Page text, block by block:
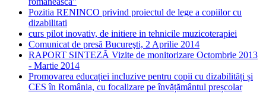
Pozitia RENINCO privind proiectul de lege a copiilor cu
dizabilitati
curs pilot inovativ, de initiere in tehnicile muzicoterapiei
Comunicat de presă Bucureşti, 2 Aprilie 2014
RAPORT SINTEZĂ Vizite de monitorizare Octombrie 2013
- Martie 2014
Promovarea educației incluzive pentru copii cu dizabilități și
CES în România, cu focalizare pe învățământul preșcolar